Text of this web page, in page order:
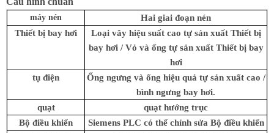
máy nén
Hai giai đoạn nén
Thiết bị bay hơi
Loại vây hiệu suất cao tự sản xuất Thiết bị
bay hơi / Vỏ và ống tự sản xuất Thiết bị bay
hơi
tụ điện
Ống ngưng và ống hiệu quả tự sản xuất cao /
bình ngưng bay hơi.
quạt
quạt hướng trục
Bộ điều khiển
Siemens PLC có thể chỉnh sửa Bộ điều khiển